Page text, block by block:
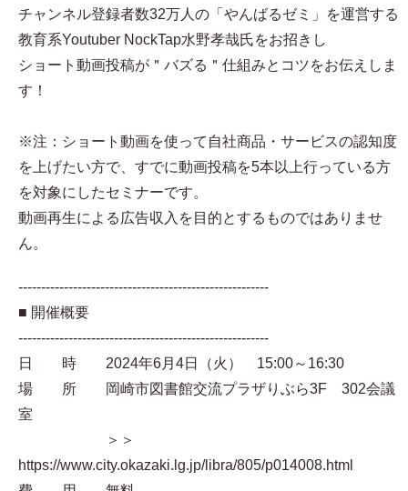
チャンネル登録者数32万人の「やんばるゼミ」を運営する
教育系Youtuber NockTap水野孝哉氏をお招きし
ショート動画投稿が＂バズる＂仕組みとコツをお伝えしま
す！
※注：ショート動画を使って自社商品・サービスの認知度
を上げたい方で、すでに動画投稿を5本以上行っている方
を対象にしたセミナーです。
動画再生による広告収入を目的とするものではありませ
ん。
-------------------------------------------------------
■ 開催概要
-------------------------------------------------------
日 時 2024年6月4日（火） 15:00～16:30
場 所 岡崎市図書館交流プラザりぶら3F 302会議
室
＞＞
https://www.city.okazaki.lg.jp/libra/805/p014008.html